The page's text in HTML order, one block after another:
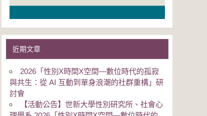
近期文章
2026「性別Χ時間Χ空間—數位時代的孤寂
與共生：從 AI 互動到單身浪潮的社群重構」研
討會
【活動公告】世新大學性別研究所、社會心